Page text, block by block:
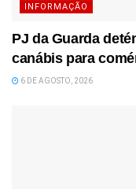
INFORMAÇÃO
PJ da Guarda
canábis para
6 DE AGOSTO, 2026